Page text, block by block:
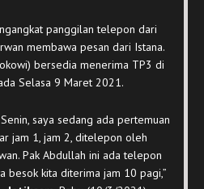
panggilan telepon dari
membawa pesan dari Istana.
bersedia menerima TP3 di
Selasa 9 Maret 2021.
saya sedang ada pertemuan
jam 1, jam 2, ditelepon oleh
Pak Abdullah ini ada telepon
besok kita diterima jam 10 pagi,”